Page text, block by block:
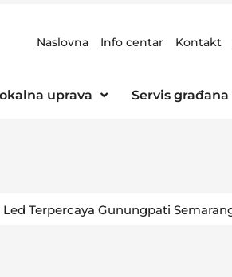
Naslovna Info centar Kontakt
uprava Servis građana